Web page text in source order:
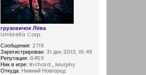
грузовичок Лёва
Umbrella Corp.
Сообщения: 2719
Зарегистрирован: 31 дек 2013, 16:49
Репутация: 6459
Ник в игре: Richard_Murphy
Откуда: Нижний Новгород